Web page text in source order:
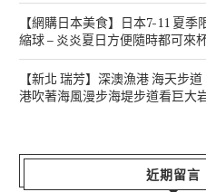
【網購日本美食】日本7-11 夏
縮球 – 炎炎夏日方便隨時都可來
【新北 瑞芳】深澳漁港 海天步
港吹著海風漫步海堤步道看巨大
近期留言